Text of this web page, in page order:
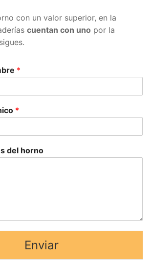
con un valor superior, en la
cuentan con uno por la
*
*
del horno
Enviar